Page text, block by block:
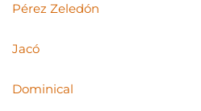
Pérez Zeledón
Jacó
Dominical